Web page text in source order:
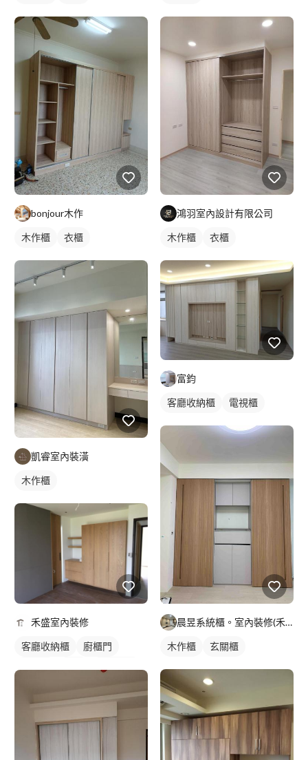
bonjour木作
木作櫃 衣櫃
凱睿室內裝潢
木作櫃
禾盛室內裝修
客廳收納櫃
廚櫃門
鴻羽室內設計有限公司
木作櫃 衣櫃
富鈞
客廳收納櫃 電視櫃
晨昱系統櫃。室內裝修(禾旭）
木作櫃 玄關櫃